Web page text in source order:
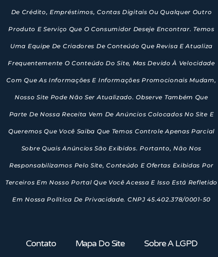
De Crédito, Empréstimos, Contas Digitais Ou Qualquer Outro
Produto E Serviço Que O Consumidor Deseje Encontrar. Temos
Uma Equipe De Criadores De Conteúdo Que Revisa E Atualiza
Frequentemente O Conteúdo Do Site, Mas Devido À Velocidade
Com Que As Informações E Informações Promocionais Mudam,
Nosso Site Pode Não Ser Atualizado. Observe Também Que
Parte De Nossa Receita Vem De Anúncios Colocados No Site E
Queremos Que Você Saiba Que Temos Controle Apenas Parcial
Sobre Quais Anúncios São Exibidos. Portanto, Não Nos
Responsabilizamos Pelo Site, Conteúdo E Ofertas Exibidas Por
Terceiros Em Nosso Portal Que Você Acessa E Isso Está Refletido
Em Nossa Política De Privacidade. CNPJ 45.402.378/0001-50
Contato Mapa Do Site Sobre A LGPD